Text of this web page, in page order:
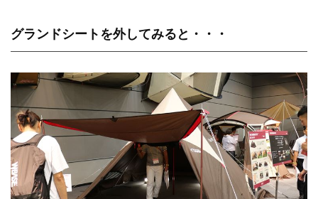
グランドシートを外してみると・・・